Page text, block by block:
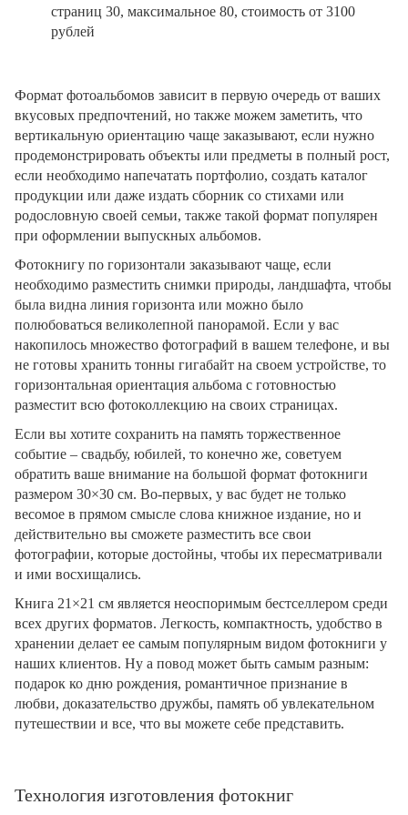
страниц 30, максимальное 80, стоимость от 3100
рублей
Формат фотоальбомов зависит в первую очередь от ваших
вкусовых предпочтений, но также можем заметить, что
вертикальную ориентацию чаще заказывают, если нужно
продемонстрировать объекты или предметы в полный рост,
если необходимо напечатать портфолио, создать каталог
продукции или даже издать сборник со стихами или
родословную своей семьи, также такой формат популярен
при оформлении выпускных альбомов.
Фотокнигу по горизонтали заказывают чаще, если
необходимо разместить снимки природы, ландшафта, чтобы
была видна линия горизонта или можно было
полюбоваться великолепной панорамой. Если у вас
накопилось множество фотографий в вашем телефоне, и вы
не готовы хранить тонны гигабайт на своем устройстве, то
горизонтальная ориентация альбома с готовностью
разместит всю фотоколлекцию на своих страницах.
Если вы хотите сохранить на память торжественное
событие – свадьбу, юбилей, то конечно же, советуем
обратить ваше внимание на большой формат фотокниги
размером 30×30 см. Во-первых, у вас будет не только
весомое в прямом смысле слова книжное издание, но и
действительно вы сможете разместить все свои
фотографии, которые достойны, чтобы их пересматривали
и ими восхищались.
Книга 21×21 см является неоспоримым бестселлером среди
всех других форматов. Легкость, компактность, удобство в
хранении делает ее самым популярным видом фотокниги у
наших клиентов. Ну а повод может быть самым разным:
подарок ко дню рождения, романтичное признание в
любви, доказательство дружбы, память об увлекательном
путешествии и все, что вы можете себе представить.
Технология изготовления фотокниг